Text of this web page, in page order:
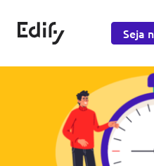
Edify Seja